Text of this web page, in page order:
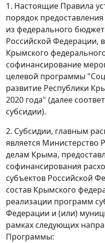
1. Настоящие Правила
порядок
из федерального
Российской Федерации,
Крымского
софинансирование
целевой программы
развитие Республики
2020 года" (далее
субсидии).
2. Субсидии, главным
является Министерство
делам Крыма,
софинансирования
субъектов Российской
состав Крымского
реализации программ
Федерации и (или)
рамках следующих
Программы: